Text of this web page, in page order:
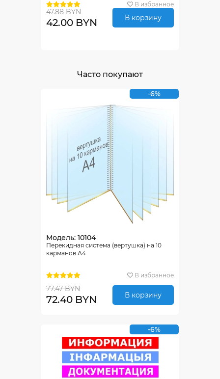
В избранное
47.88 BYN
42.00 BYN В корзину
Часто покупают
-6%
Модель: 10104
Перекидная система (вертушка) на 10
карманов А4
В избранное
77.47 BYN
72.40 BYN В корзину
-6%